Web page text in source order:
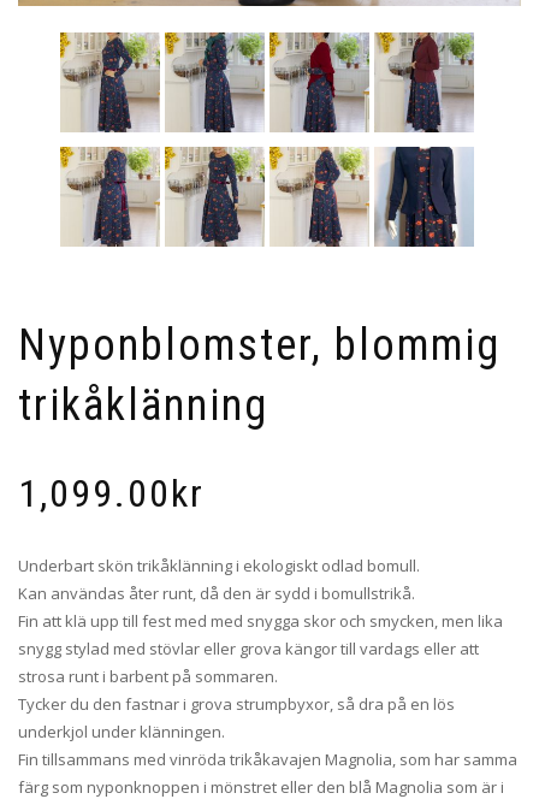
Nyponblomster, blommig
trikåklänning
1,099.00kr
Underbart skön trikåklänning i ekologiskt odlad bomull.
Kan användas åter runt, då den är sydd i bomullstrikå.
Fin att klä upp till fest med med snygga skor och smycken, men lika
snygg stylad med stövlar eller grova kängor till vardags eller att
strosa runt i barbent på sommaren.
Tycker du den fastnar i grova strumpbyxor, så dra på en lös
underkjol under klänningen.
Fin tillsammans med vinröda trikåkavajen Magnolia, som har samma
färg som nyponknoppen i mönstret eller den blå Magnolia som är i